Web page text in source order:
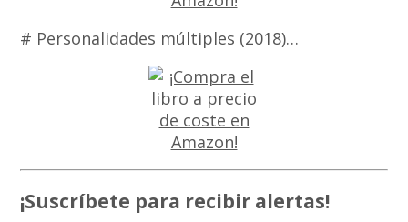
# Personalidades múltiples (2018)…
¡Suscríbete para recibir alertas!